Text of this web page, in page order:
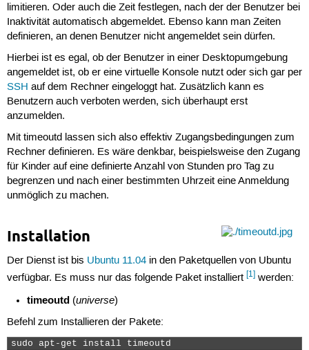
limitieren. Oder auch die Zeit festlegen, nach der der Benutzer bei
Inaktivität automatisch abgemeldet. Ebenso kann man Zeiten
definieren, an denen Benutzer nicht angemeldet sein dürfen.
Hierbei ist es egal, ob der Benutzer in einer Desktopumgebung
angemeldet ist, ob er eine virtuelle Konsole nutzt oder sich gar per
SSH auf dem Rechner eingeloggt hat. Zusätzlich kann es
Benutzern auch verboten werden, sich überhaupt erst
anzumelden.
Mit timeoutd lassen sich also effektiv Zugangsbedingungen zum
Rechner definieren. Es wäre denkbar, beispielsweise den Zugang
für Kinder auf eine definierte Anzahl von Stunden pro Tag zu
begrenzen und nach einer bestimmten Uhrzeit eine Anmeldung
unmöglich zu machen.
Installation
Der Dienst ist bis Ubuntu 11.04in den Paketquellen von Ubuntu
verfügbar. Es muss nur das folgende Paket installiert [1]werden:
timeoutd (universe)
Befehl zum Installieren der Pakete:
sudo apt-get install timeoutd